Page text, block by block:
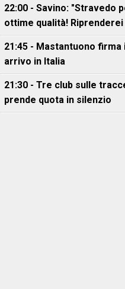
22:00 - Savino: "Stravedo
ottime qualità! Riprenderei
21:45 - Mastantuono
arrivo in Italia
21:30 - Tre club sulle
prende quota in silenzio